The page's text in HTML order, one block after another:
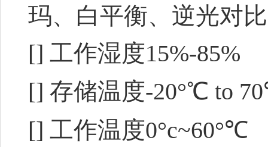
玛、白平衡、逆光对
[] 工作湿度15%-85%
[] 存储温度-20°℃ to
[] 工作温度0°c~60°℃